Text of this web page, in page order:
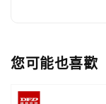
您可能也喜歡